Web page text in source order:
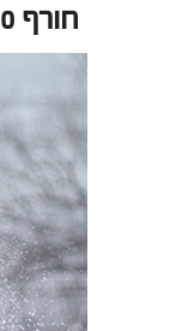
חורף 2020 – עם הרבה גשמים